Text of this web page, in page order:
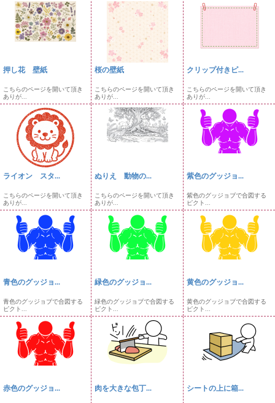
押し花 壁紙
こちらのページを開いて頂き
ありが...
桜の壁紙
こちらのページを開いて頂き
ありが...
クリップ付きピ...
こちらのページを開いて頂き
ありが...
ライオン スタ...
こちらのページを開いて頂き
ありが...
ぬりえ 動物の...
こちらのページを開いて頂き
ありが...
紫色のグッジョ...
紫色のグッジョブで合図する
ピクト...
青色のグッジョ...
青色のグッジョブで合図する
ピクト...
緑色のグッジョ...
緑色のグッジョブで合図する
ピクト...
黄色のグッジョ...
黄色のグッジョブで合図する
ピクト...
赤色のグッジョ... 肉を大きな包丁... シートの上に箱...